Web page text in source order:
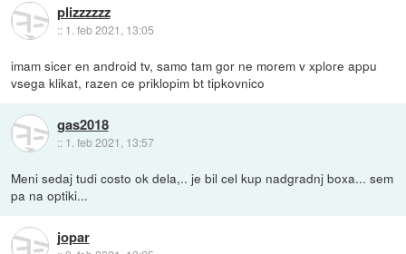
plizzzzzz
:: 1. feb 2021, 13:05
imam sicer en android tv, samo tam gor ne morem v xplore appu
vsega klikat, razen ce priklopim bt tipkovnico
gas2018
:: 1. feb 2021, 13:57
Meni sedaj tudi costo ok dela,.. je bil cel kup nadgradnj boxa... sem
pa na optiki...
jopar